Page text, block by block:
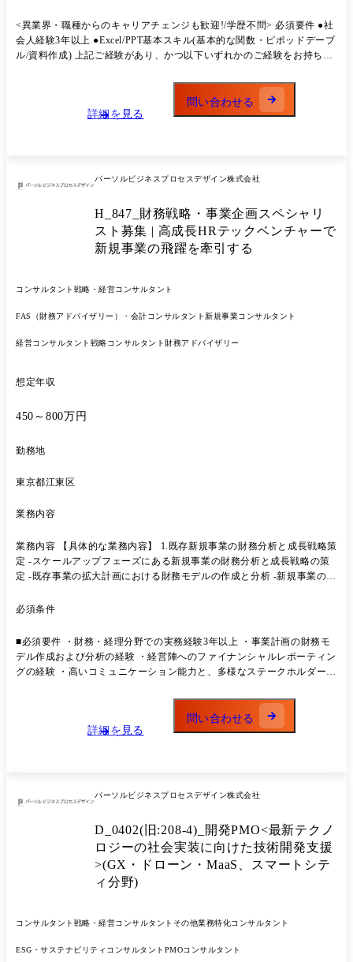
客リサーチ/データ分析 ●主要KPI、KGIの設計 ●チャネル設計 使うシス
テム・ツール ●Excel ●kintone ●BIツール 組織構成 約60名の組織で、13
のグループがあります。 事業開発・サービス企画は事業推進グループに
<異業界・職種からのキャリアチェンジも歓迎!/学歴不問> 必須要件 ●社
会人経験3年以上 ●Excel/PPT基本スキル(基本的な関数・ピポッドデーブ
ル/資料作成) 上記ご経験があり、かつ以下いずれかのご経験をお持ちの
詳細を見る
問い合わせる
パーソルビジネスプロセスデザイン株式会社
H_847_財務戦略・事業企画スペシャリ
スト募集 | 高成長HRテックベンチャーで
新規事業の飛躍を牽引する
コンサルタント 戦略・経営コンサルタント
FAS（財務アドバイザリー）・会計コンサルタント新規事業コンサルタント
経営コンサルタント 戦略コンサルタント 財務アドバイザリー
想定年収
450～800万円
勤務地
東京都江東区
業務内容
業務内容 【具体的な業務内容】 1.既存新規事業の財務分析と成長戦略策
定 -スケールアップフェーズにある新規事業の財務分析と成長戦略の策
定 -既存事業の拡大計画における財務モデルの作成と分析 -新規事業のス
COMPANYの中長期的な財務戦略の策定 -資金調達計画の立案と実行
ンス -外部企業との提携における財務面の検討と交渉支援 4.経営陣への
ファイナンス視点での経営戦略立案 -経営判断に必要な財務情報の提供
と分析 -投資判断のための財務シミュレーション作成 5.予算管理とコス
きます。その後、3ヶ月以内に短期的な財務戦略の立案と実行計画の策
定をお願いします。 半年以内には、中長期的な財務戦略の立案や新規事
専任担当として切り出す重要な役割です。
必須条件
■必須要件 ・財務・経理分野での実務経験3年以上 ・事業計画の財務モ
デル作成および分析の経験 ・経営陣へのファイナンシャルレポーティン
グの経験 ・高いコミュニケーション能力と、多様なステークホルダーと
詳細を見る
問い合わせる
パーソルビジネスプロセスデザイン株式会社
D_0402(旧:208-4)_開発PMO<最新テクノ
ロジーの社会実装に向けた技術開発支援
>(GX・ドローン・MaaS、スマートシテ
ィ分野)
コンサルタント 戦略・経営コンサルタント その他業務特化コンサルタント
ESG・サステナビリティコンサルタント PMOコンサルタント